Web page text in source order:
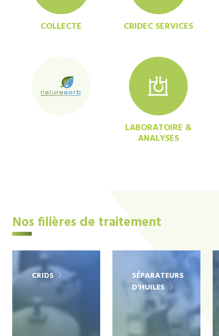
COLLECTE CRIDEC SERVICES
LABORATOIRE &
ANALYSES
Nos filières de traitement
CRIDS
SÉPARATEURS
D'HUILES